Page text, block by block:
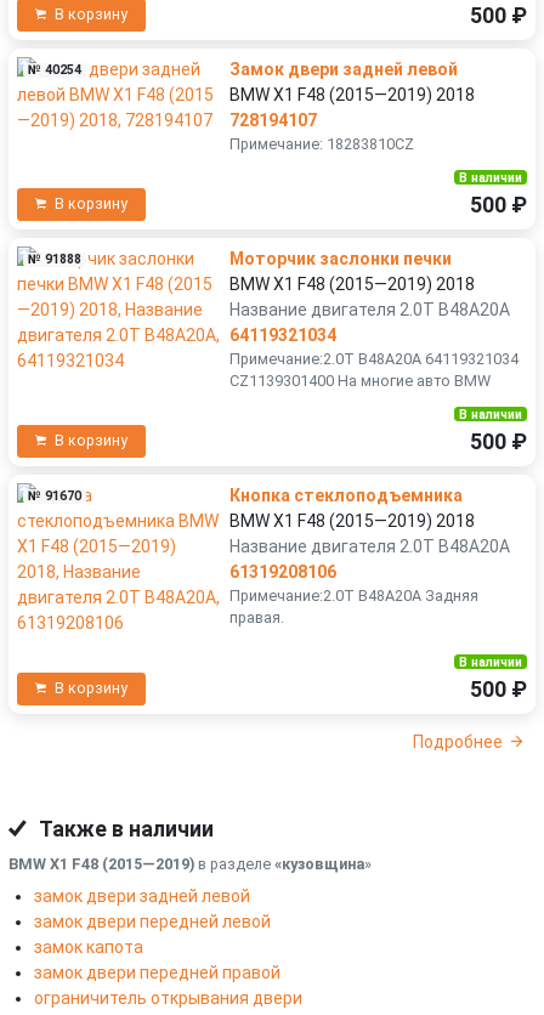
В корзину 500 ₽
№ 40254
Замок двери задней левой
BMW X1 F48 (2015—2019) 2018
728194107
Примечание: 18283810CZ
В корзину
В наличии
500 ₽
№ 91888
Моторчик заслонки печки
BMW X1 F48 (2015—2019) 2018
Название двигателя 2.0T B48A20A
64119321034
Примечание:2.0T B48A20A 64119321034
CZ1139301400 На многие авто BMW
В корзину
В наличии
500 ₽
№ 91670
Кнопка стеклоподъемника
BMW X1 F48 (2015—2019) 2018
Название двигателя 2.0T B48A20A
61319208106
Примечание:2.0T B48A20A Задняя
правая.
В корзину
В наличии
500 ₽
Подробнее
Также в наличии
BMW X1 F48 (2015—2019) в разделе «кузовщина»
замок двери задней левой
замок двери передней левой
замок капота
замок двери передней правой
ограничитель открывания двери